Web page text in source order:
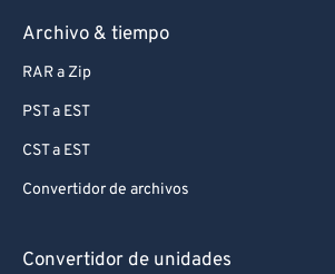
Archivo & tiempo
RAR a Zip
PST a EST
CST a EST
Convertidor de archivos
Convertidor de unidades